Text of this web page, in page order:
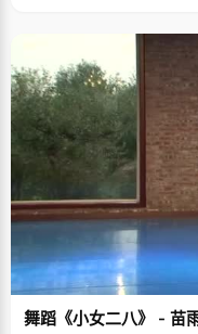
舞蹈《小女二八》 - 苗